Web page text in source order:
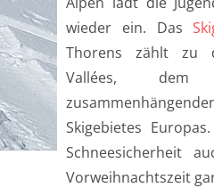
wieder ein. Das
Thorens zählt zu
Vallées, dem
Skigebietes
Schneesicherheit
Vorweihnachtszeit